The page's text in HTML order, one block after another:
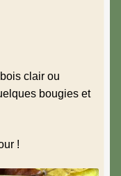
clair ou
bougies et
!